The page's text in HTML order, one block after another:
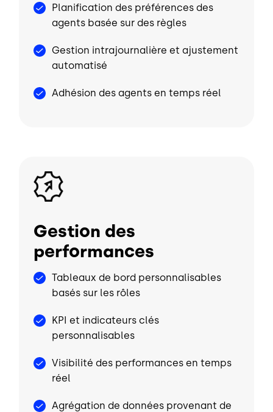
Planification des préférences des
agents basée sur des règles
Gestion intrajournalière et ajustement
automatisé
Adhésion des agents en temps réel
Image
Gestion des
performances
Tableaux de bord personnalisables
basés sur les rôles
KPI et indicateurs clés
personnalisables
Visibilité des performances en temps
réel
Agrégation de données provenant de